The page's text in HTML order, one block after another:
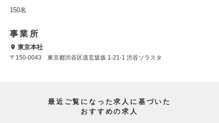
150名
事業所
東京本社
〒150-0043 東京都渋谷区道玄坂坂 1-21-1 渋谷ソラスタ
最近ご覧になった求人に基づいた
おすすめの求人